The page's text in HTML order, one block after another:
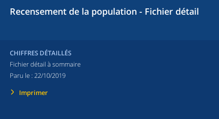
Recensement de la population - Fichier détail
CHIFFRES DÉTAILLÉS
Fichier détail à sommaire
Paru le : 22/10/2019
Imprimer